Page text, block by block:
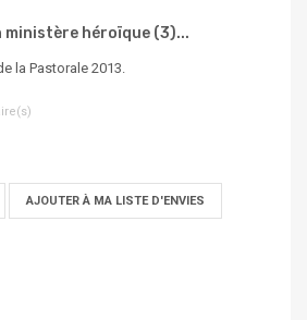
ministère héroïque (3)...
la Pastorale 2013.
AJOUTER À MA LISTE D'ENVIES